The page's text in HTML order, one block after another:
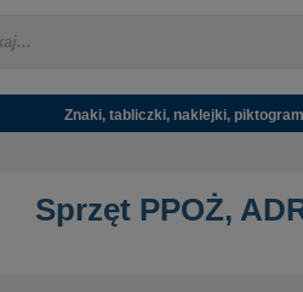
Znaki, tabliczki, naklejki,
Sprzęt PPOŻ,